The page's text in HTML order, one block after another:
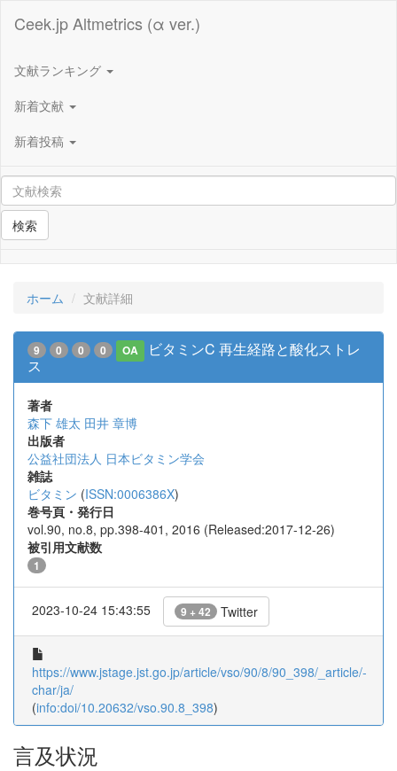
Ceek.jp Altmetrics (α ver.)
文献ランキング
新着文献
新着投稿
検索
ホーム 文献詳細
9 0 0 0 OA
ビタミンC 再生経路と酸化ストレ
ス
著者
森下 雄太 田井 章博
出版者
公益社団法人 日本ビタミン学会
雑誌
ビタミン (ISSN:0006386X)
巻号頁・発行日
vol.90, no.8, pp.398-401, 2016 (Released:2017-12-26)
被引用文献数
1
2023-10-24 15:43:55 9 + 42 Twitter
https://www.jstage.jst.go.jp/article/vso/90/8/90_398/_article/-
char/ja/
(info:doi/10.20632/vso.90.8_398)
言及状況